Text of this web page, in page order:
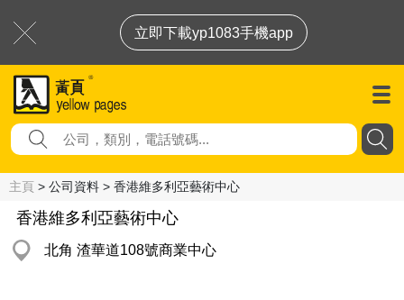
立即下載yp1083手機app
主頁 > 公司資料 > 香港維多利亞藝術中心
香港維多利亞藝術中心
北角 渣華道108號商業中心